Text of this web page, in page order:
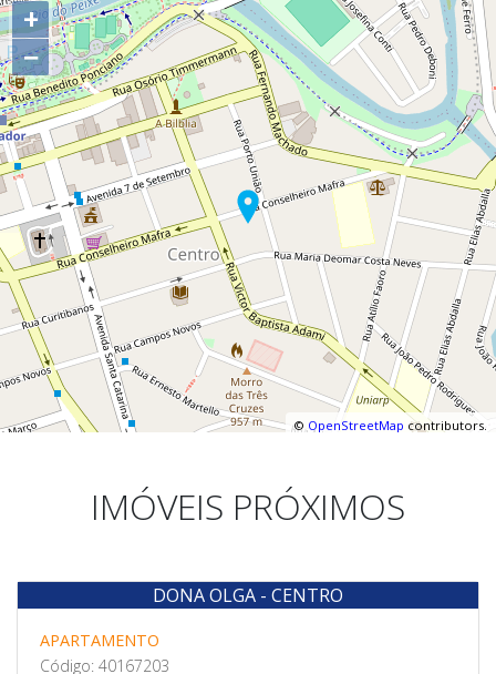
+
−
© OpenStreetMap contributors.
IMÓVEIS PRÓXIMOS
Venda
DONA OLGA - CENTRO
APARTAMENTO
Código: 40167203